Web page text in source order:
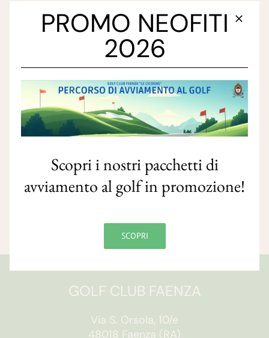
GOLF CLUB FAENZA
Via S. Orsola, 10/e
48018 Faenza (RA)
PROMO NEOFITI
2026
Scopri i nostri pacchetti di
avviamento al golf in promozione!
SCOPRI